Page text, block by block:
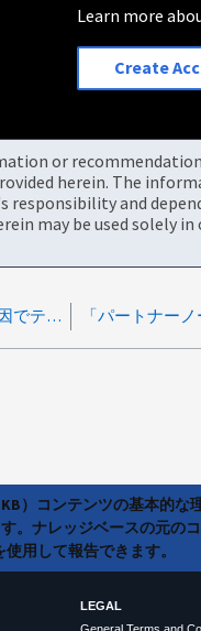
Learn more
Create
or
herein. The
and
may be used solely
HAインターコネクト ポートのフラッピングが原因でテイクオーバーが無効(ログが非同期状態)
）コンテンツの基本的
。ナレッジベースの元の
用して報告できます。
LEGAL